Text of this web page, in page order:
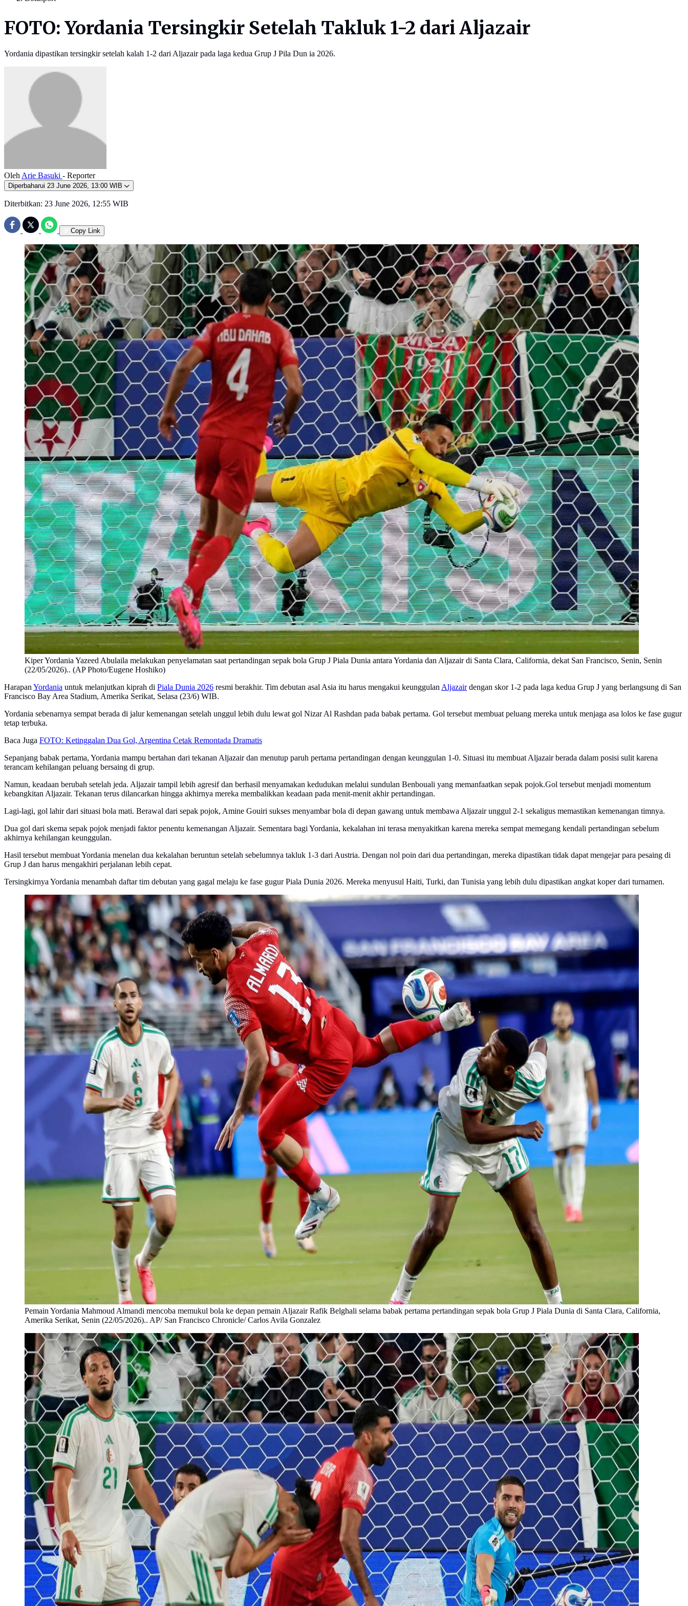
FOTO: Yordania Tersingkir Setelah Takluk 1-2 dari Aljazair
Yordania dipastikan tersingkir setelah kalah 1-2 dari Aljazair pada laga kedua Grup J Pila Dun ia 2026.
Oleh Arie Basuki - Reporter
Diperbaharui 23 June 2026, 13:00 WIB
Diterbitkan: 23 June 2026, 12:55 WIB
Copy Link
Kiper Yordania Yazeed Abulaila melakukan penyelamatan saat pertandingan sepak bola Grup J Piala Dunia antara Yordania dan Aljazair di Santa Clara, California, dekat San Francisco, Senin, Senin
(22/05/2026).. (AP Photo/Eugene Hoshiko)
Harapan Yordania untuk melanjutkan kiprah di Piala Dunia 2026 resmi berakhir. Tim debutan asal Asia itu harus mengakui keunggulan Aljazairdengan skor 1-2 pada laga kedua Grup J yang berlangsung di San
Francisco Bay Area Stadium, Amerika Serikat, Selasa (23/6) WIB.
Yordania sebenarnya sempat berada di jalur kemenangan setelah unggul lebih dulu lewat gol Nizar Al Rashdan pada babak pertama. Gol tersebut membuat peluang mereka untuk menjaga asa lolos ke fase gugur
tetap terbuka.
Baca Juga FOTO: Ketinggalan Dua Gol, Argentina Cetak Remontada Dramatis
Sepanjang babak pertama, Yordania mampu bertahan dari tekanan Aljazair dan menutup paruh pertama pertandingan dengan keunggulan 1-0. Situasi itu membuat Aljazair berada dalam posisi sulit karena
terancam kehilangan peluang bersaing di grup.
Namun, keadaan berubah setelah jeda. Aljazair tampil lebih agresif dan berhasil menyamakan kedudukan melalui sundulan Benbouali yang memanfaatkan sepak pojok.Gol tersebut menjadi momentum
kebangkitan Aljazair. Tekanan terus dilancarkan hingga akhirnya mereka membalikkan keadaan pada menit-menit akhir pertandingan.
Lagi-lagi, gol lahir dari situasi bola mati. Berawal dari sepak pojok, Amine Gouiri sukses menyambar bola di depan gawang untuk membawa Aljazair unggul 2-1 sekaligus memastikan kemenangan timnya.
Dua gol dari skema sepak pojok menjadi faktor penentu kemenangan Aljazair. Sementara bagi Yordania, kekalahan ini terasa menyakitkan karena mereka sempat memegang kendali pertandingan sebelum
akhirnya kehilangan keunggulan.
Hasil tersebut membuat Yordania menelan dua kekalahan beruntun setelah sebelumnya takluk 1-3 dari Austria. Dengan nol poin dari dua pertandingan, mereka dipastikan tidak dapat mengejar para pesaing di
Grup J dan harus mengakhiri perjalanan lebih cepat.
Tersingkirnya Yordania menambah daftar tim debutan yang gagal melaju ke fase gugur Piala Dunia 2026. Mereka menyusul Haiti, Turki, dan Tunisia yang lebih dulu dipastikan angkat koper dari turnamen.
Pemain Yordania Mahmoud Almandi mencoba memukul bola ke depan pemain Aljazair Rafik Belghali selama babak pertama pertandingan sepak bola Grup J Piala Dunia di Santa Clara, California,
Amerika Serikat, Senin (22/05/2026).. AP/ San Francisco Chronicle/ Carlos Avila Gonzalez